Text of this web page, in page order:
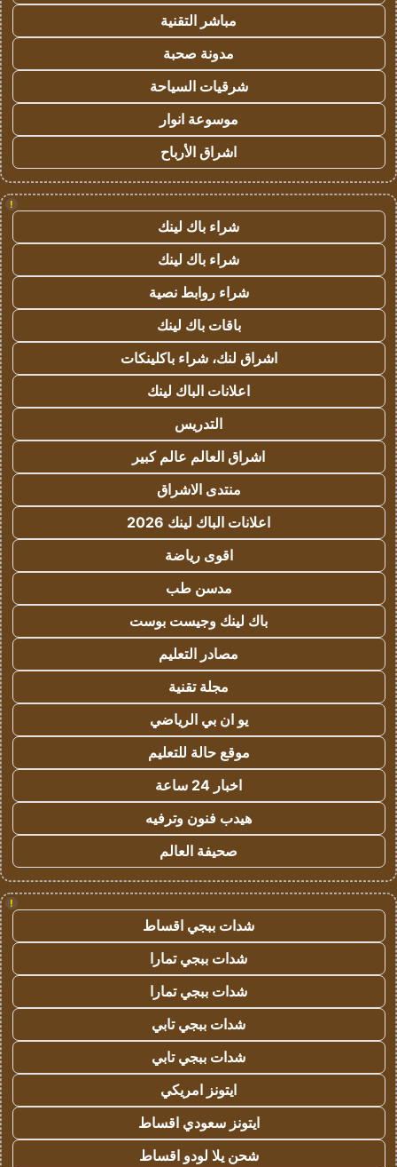
مباشر التقنية
مدونة صحبة
شرقيات السياحة
موسوعة انوار
اشراق الأرباح
!
شراء باك لينك
شراء باك لينك
شراء روابط نصية
باقات باك لينك
اشراق لنك، شراء باكلينكات
اعلانات الباك لينك
التدريس
اشراق العالم عالم كبير
منتدى الاشراق
اعلانات الباك لينك 2026
اقوى رياضة
مدسن طب
باك لينك وجيست بوست
مصادر التعليم
مجلة تقنية
يو ان بي الرياضي
موقع حالة للتعليم
اخبار 24 ساعة
هيدب فنون وترفيه
صحيفة العالم
!
شدات ببجي اقساط
شدات ببجي تمارا
شدات ببجي تمارا
شدات ببجي تابي
شدات ببجي تابي
ايتونز امريكي
ايتونز سعودي اقساط
شحن يلا لودو اقساط